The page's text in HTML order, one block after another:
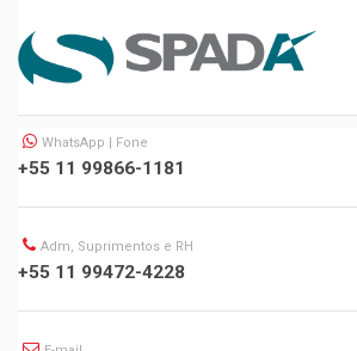
WhatsApp | Fone
+55 11 99866-1181
Adm, Suprimentos e RH
+55 11 99472-4228